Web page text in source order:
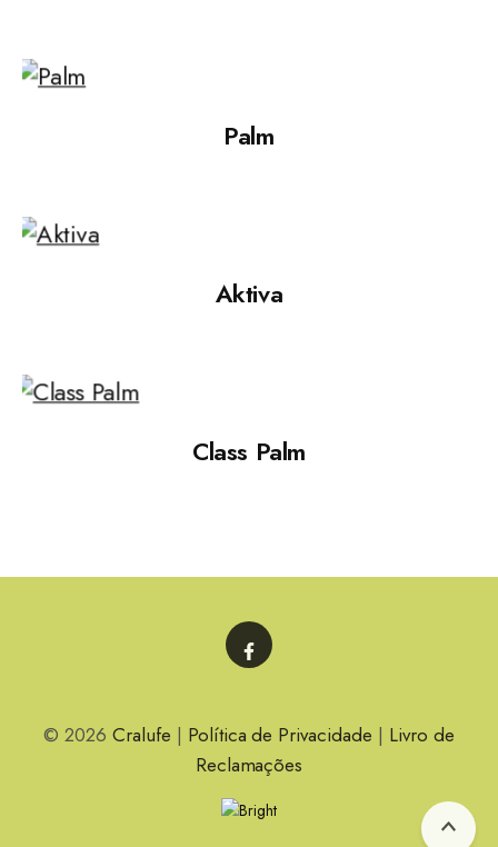
Palm
Aktiva
Class Palm
© 2026Cralufe | Política de Privacidade | Livro de
Reclamações
Topo